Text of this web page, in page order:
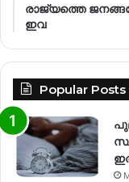
രാജ്യത്തെ
ഇവ
Popular Posts